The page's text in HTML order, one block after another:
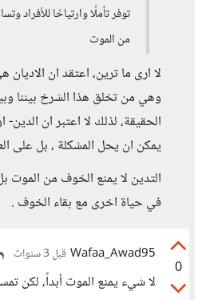
توفر تأملًا وارتياحًا للأفراد
من الموت
لا ارى ما ترين، اعتقد ان
وهي من تخلق هذا الشرخ بيننا
الحقيقة، لذلك لا اعتبر ان الدين-
يمكن ان يحل المشكلة ، بل على
التدين لا يمنع الخوف من الموت
في حياة اخرى مع بقاء الخوف .
0
Wafaa_Awad95 قبل 3 سنوات
لا شيء يمنع الموت أبداً، لكن